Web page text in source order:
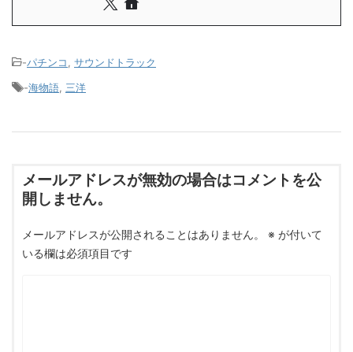
-パチンコ
サウンドトラック
-海物語 三洋
メールアドレスが無効の場合はコメントを公
開しません。
メールアドレスが公開されることはありません。 ※ が付いて
いる欄は必須項目です